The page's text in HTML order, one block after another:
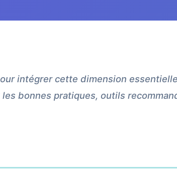
intégrer cette dimension
bonnes pratiques, outils